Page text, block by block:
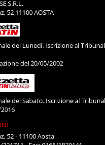
S.R.L.
52 11100 AOSTA
del Lunedì. Iscrizione al
del 20/05/2002
del Sabato. Iscrizione al
52 - 11100 Aosta